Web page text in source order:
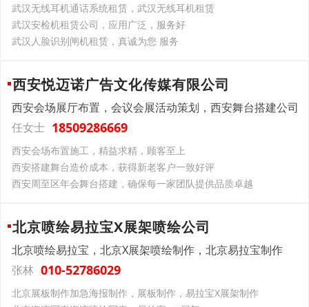
武汉无线耳机通话系统租赁，武汉无线耳机租赁
武汉安检机租赁公司，应用广泛，服务好
武汉人脸识别闸机租赁，真诚为您 服务
西安悦迈诺广告文化传媒有限公司
西安会场展厅布置，会议会展活动策划，西安舞台搭建公司
任女士 18509286669
西安会场布置施工，精益求精，顾客至上
西安搭建舞台造价成本，获得新老客户一致好评
西安周至区年会舞台搭建，确保每一家团队提供品质卓越
北京喷绘易拉宝X展架喷绘公司
北京喷绘易拉宝，北京X展架喷绘制作，北京易拉宝制作
张林 010-52786029
北京展板制作加急海报制作，展板制作，易拉宝X展架制作